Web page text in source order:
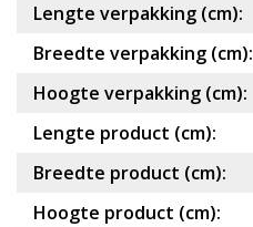
Lengte verpakking (cm):
Breedte verpakking (cm):
Hoogte verpakking (cm):
Lengte product (cm):
Breedte product (cm):
Hoogte product (cm):